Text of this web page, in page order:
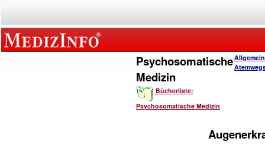
Psychosomatische
Medizin
Bücherliste:
Psychosomatische Medizin